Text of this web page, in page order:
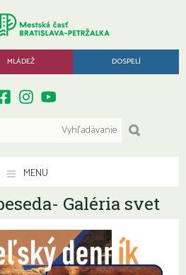
MLÁDEŽ DOSPELÍ
MENU
Galéria svet